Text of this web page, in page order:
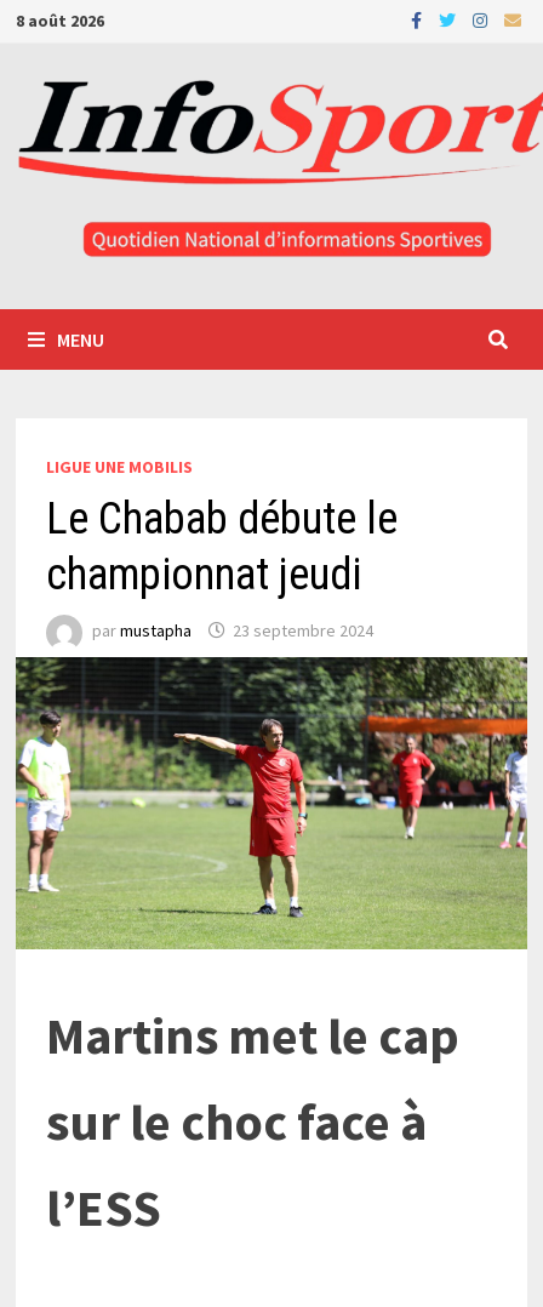
Passer
contenu
8 août 2026
MENU
LIGUE UNE MOBILIS
Le Chabab débute le
championnat jeudi
parmustapha 23 septembre 2024
Martins met le cap
sur le choc face à
l’ESS